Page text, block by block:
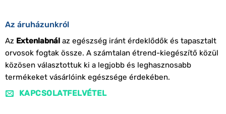
Az áruházunkról
Az Extenlabnálaz egészség iránt érdeklődők és tapasztalt
orvosok fogtak össze. A számtalan étrend-kiegészítő közül
közösen választottuk ki a legjobb és leghasznosabb
termékeket vásárlóink egészsége érdekében.
KAPCSOLATFELVÉTEL